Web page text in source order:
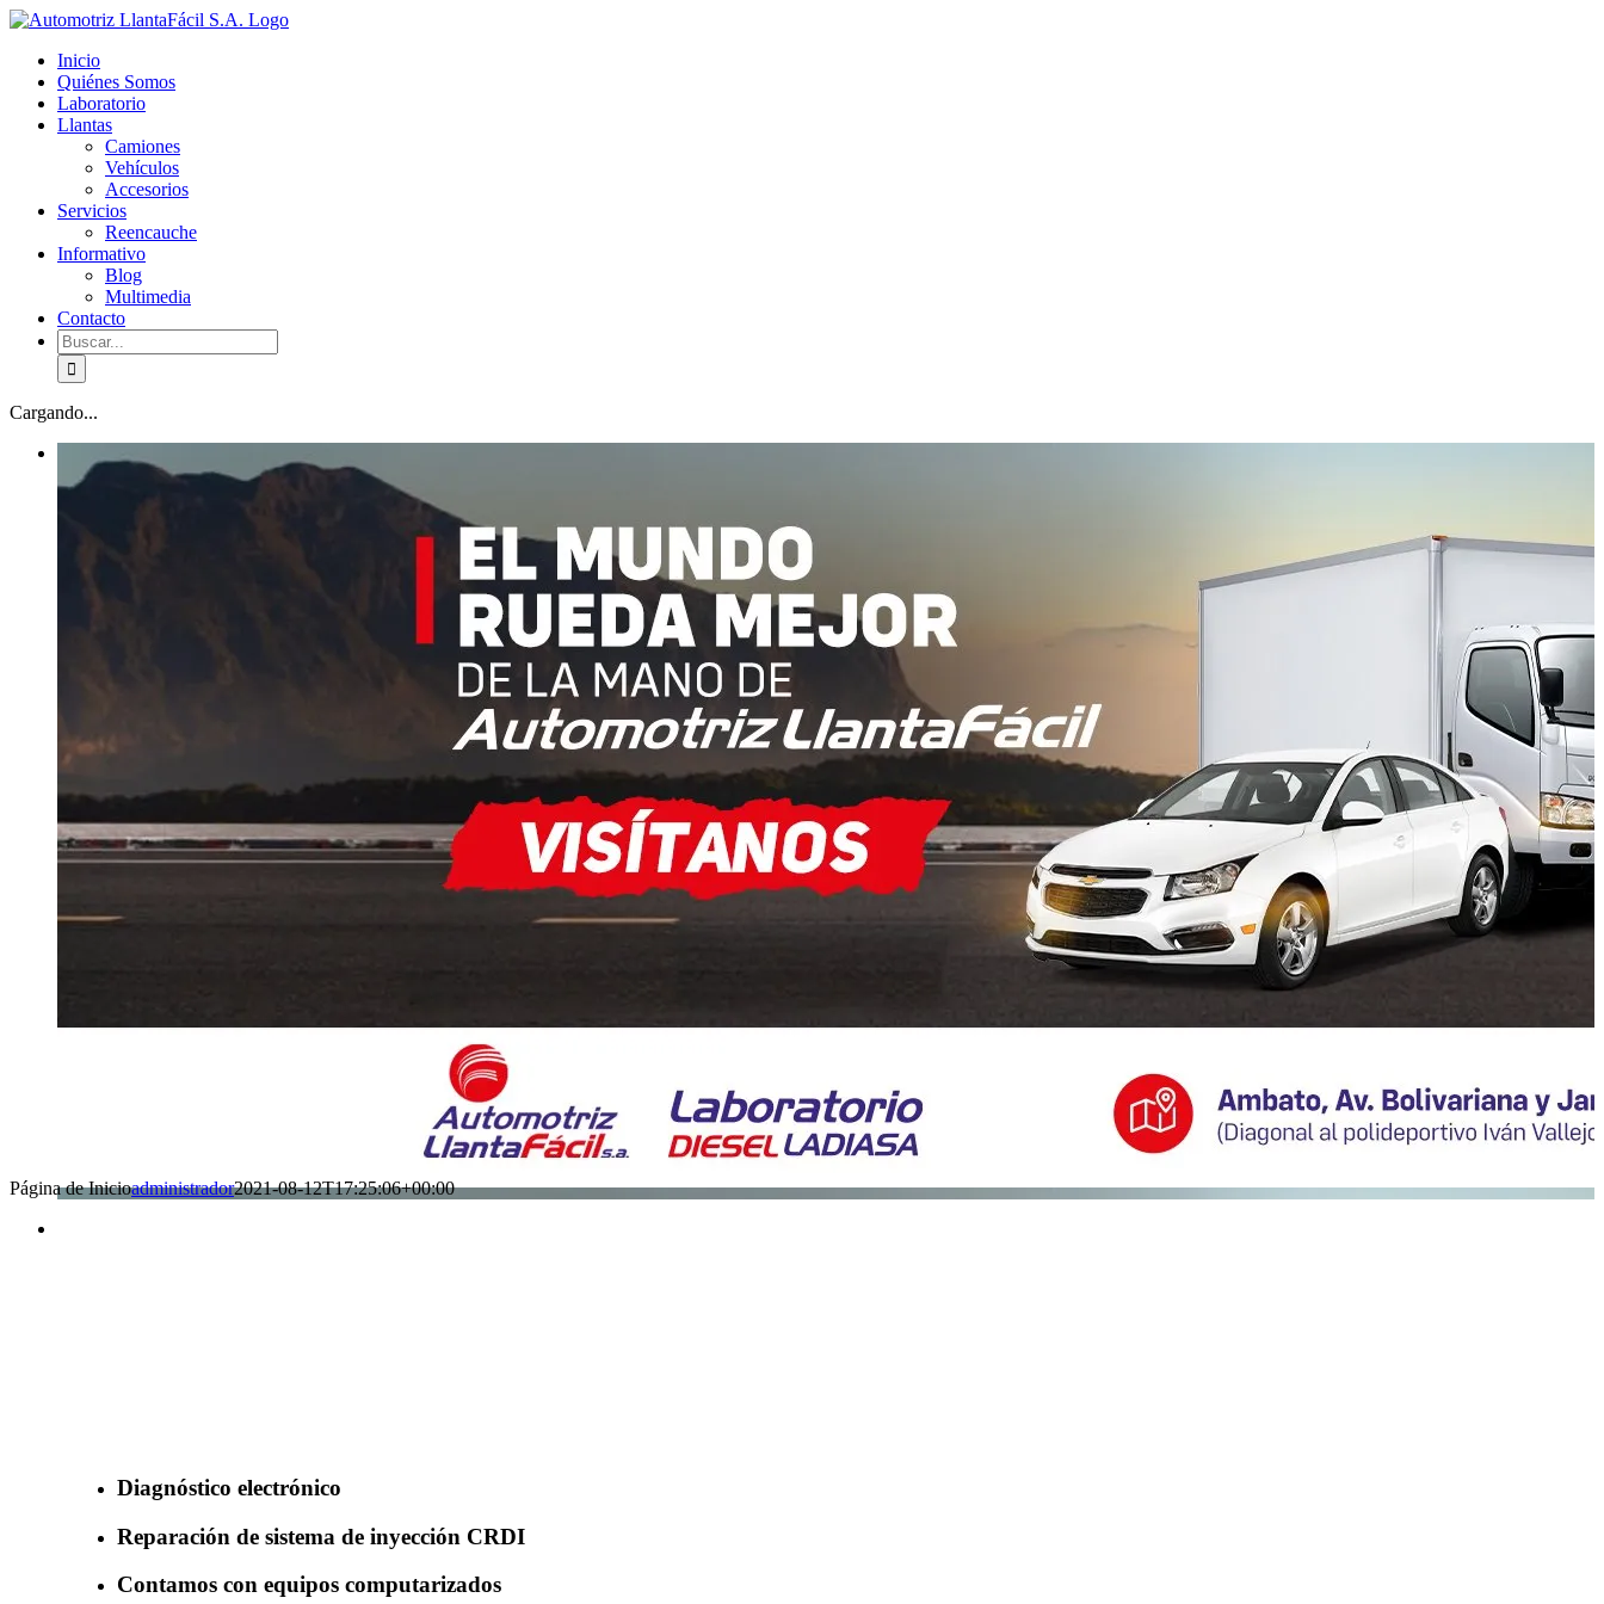
Skip
content
facebook
youtube
Inicio
Quiénes Somos
Laboratorio
Llantas
Camiones
Vehículos
Accesorios
Servicios
Reencauche
Informativo
Blog
Multimedia
Contacto
Buscar:
Cargando...
Página de Inicioadministrador2021-08-12T17:25:06+00:00
Diagnóstico electrónico
Reparación de sistema de inyección CRDI
Contamos con equipos computarizados